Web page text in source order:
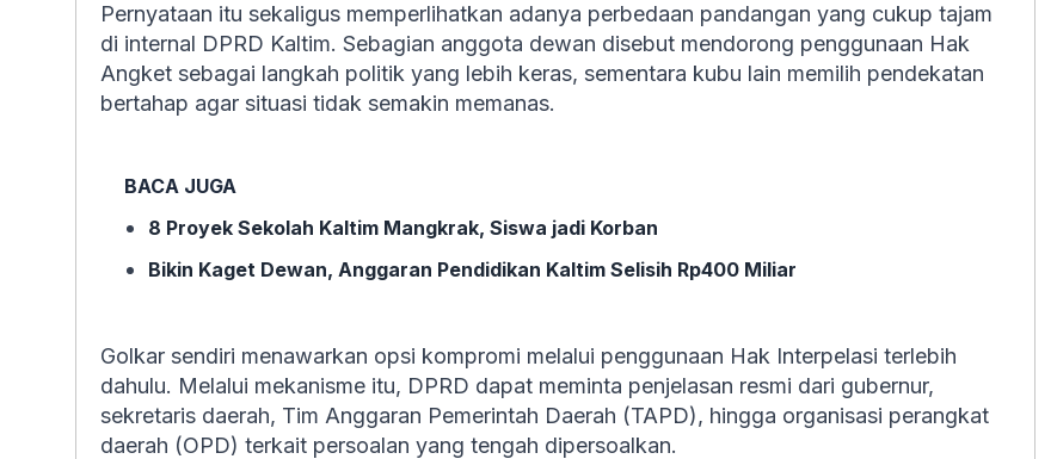
Pernyataan itu sekaligus memperlihatkan adanya perbedaan pandangan yang cukup tajam
di internal DPRD Kaltim. Sebagian anggota dewan disebut mendorong penggunaan Hak
Angket sebagai langkah politik yang lebih keras, sementara kubu lain memilih pendekatan
bertahap agar situasi tidak semakin memanas.
BACA JUGA
8 Proyek Sekolah Kaltim Mangkrak, Siswa jadi Korban
Bikin Kaget Dewan, Anggaran Pendidikan Kaltim Selisih Rp400 Miliar
Golkar sendiri menawarkan opsi kompromi melalui penggunaan Hak Interpelasi terlebih
dahulu. Melalui mekanisme itu, DPRD dapat meminta penjelasan resmi dari gubernur,
sekretaris daerah, Tim Anggaran Pemerintah Daerah (TAPD), hingga organisasi perangkat
daerah (OPD) terkait persoalan yang tengah dipersoalkan.